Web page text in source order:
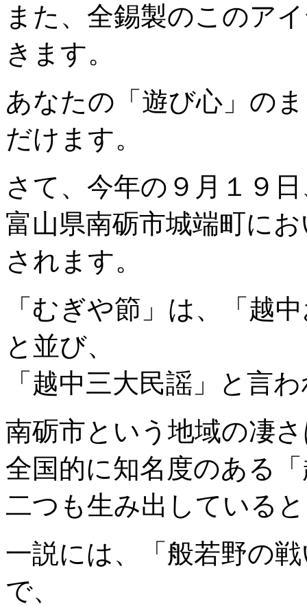
また、全錫製のこのア
きます。
あなたの「遊び心」の
だけます。
さて、今年の９月１９
富山県南砺市城端町に
されます。
「むぎや節」は、「越
と並び、
「越中三大民謡」と言
南砺市という地域の凄
全国的に知名度のある
二つも生み出している
一説には、「般若野の
で、